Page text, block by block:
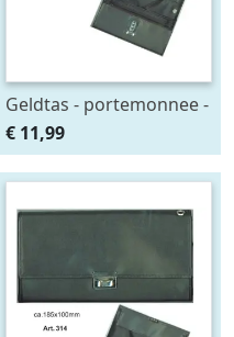
Geldtas - portemonnee -
€ 11,99